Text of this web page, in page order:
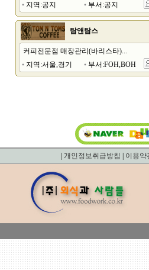
지역:공지
부서:공지
탐앤탐스
커피전문점 매장관리(바리스타)...
지역:서울,경기
부서:FOH,BOH
개인정보취급방침 이용약